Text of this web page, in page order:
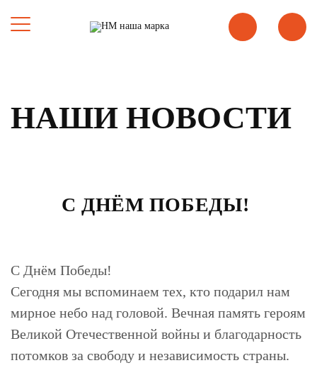
НАШИ НОВОСТИ
С ДНЁМ ПОБЕДЫ!
С Днём Победы!
Сегодня мы вспоминаем тех, кто подарил нам
мирное небо над головой. Вечная память героям
Великой Отечественной войны и благодарность
потомков за свободу и независимость страны.